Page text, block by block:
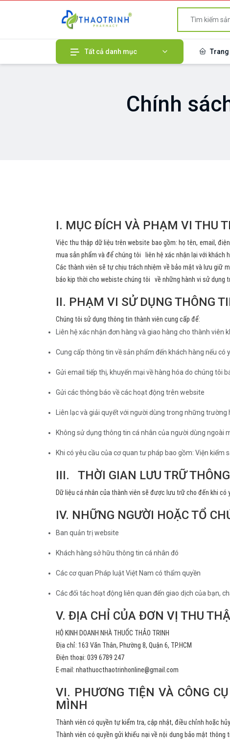
Tất cả danh mục Trang
Chính
I. MỤC ĐÍCH VÀ PHẠM VI THU
Việc thu thập dữ liệu trên website bao gồm: họ tên, email,
mua sản phẩm và để chúng tôi liên hệ xác nhận lại với khách
Các thành viên sẽ tự chịu trách nhiệm về bảo mật và lưu giữ
báo kịp thời cho webiste chúng tôi về những hành vi sử dụng
II. PHẠM VI SỬ DỤNG THÔNG
Chúng tôi sử dụng thông tin thành viên cung cấp để:
Liên hệ xác nhận đơn hàng và giao hàng cho thành viên
Cung cấp thông tin về sản phẩm đến khách hàng nếu có
Gửi email tiếp thị, khuyến mại về hàng hóa do chúng tôi
Gửi các thông báo về các hoạt động trên website
Liên lạc và giải quyết với người dùng trong những trường
Không sử dụng thông tin cá nhân của người dùng ngoài
Khi có yêu cầu của cơ quan tư pháp bao gồm: Viện
III. THỜI GIAN LƯU TRỮ
Dữ liệu cá nhân của thành viên sẽ được lưu trữ cho đến khi
IV. NHỮNG NGƯỜI HOẶC TỔ
Ban quản trị website
Khách hàng sở hữu thông tin cá nhân đó
Các cơ quan Pháp luật Việt Nam có thẩm quyền
Các đối tác hoạt động liên quan đến giao dịch của bạn,
V. ĐỊA CHỈ CỦA ĐƠN VỊ THU
HỘ KINH DOANH NHÀ THUỐC THẢO TRINH
Địa chỉ: 163 Văn Thân, Phường 8, Quận 6, TP.HCM
Điện thoại: 039 6789 247
E-mail: nhathuocthaotrinhonline@gmail.com
VI. PHƯƠNG TIỆN VÀ CÔNG
MÌNH
Thành viên có quyền tự kiểm tra, cập nhật, điều chỉnh hoặc
Thành viên có quyền gửi khiếu nại về nội dung bảo mật